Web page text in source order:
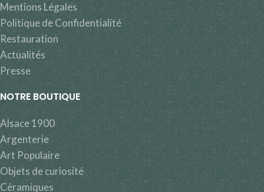
Mentions Légales
Politique de Confidentialité
Restauration
Actualités
Presse
NOTRE BOUTIQUE
Alsace 1900
Argenterie
Art Populaire
Objets de curiosité
Céramiques